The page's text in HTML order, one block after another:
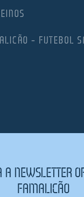
– FUTEBOL
A NEWSLETTER
FAMALICÃO